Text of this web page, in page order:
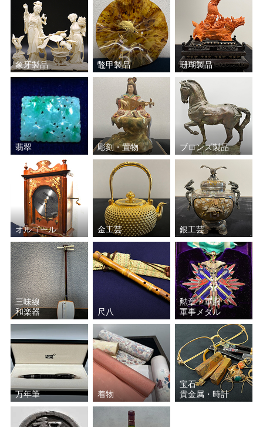
象牙製品 鼈甲製品 珊瑚製品
翡翠 彫刻・置物 ブロンズ製品
オルゴール 金工芸 銀工芸
三味線
和楽器
尺八
勲章・軍服
軍事メダル
万年筆 着物
宝石
貴金属・時計